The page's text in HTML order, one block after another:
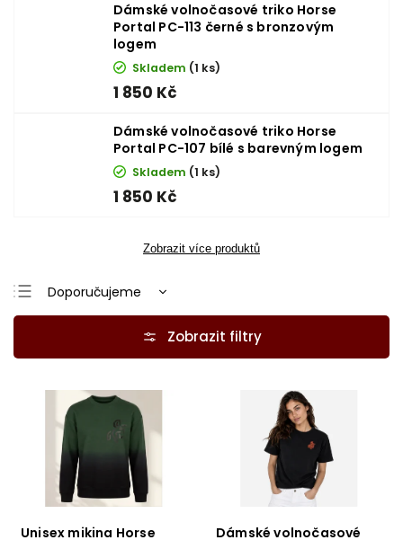
Dámské volnočasové triko Horse
Portal PC-113 černé s bronzovým
logem
Skladem (1 ks)
1 850 Kč
Dámské volnočasové triko Horse
Portal PC-107 bílé s barevným logem
Skladem (1 ks)
1 850 Kč
Zobrazit více produktů
Doporučujeme
Nejlevnější
Abecedně
Unisex mikina Horse
Dámské volnočasové